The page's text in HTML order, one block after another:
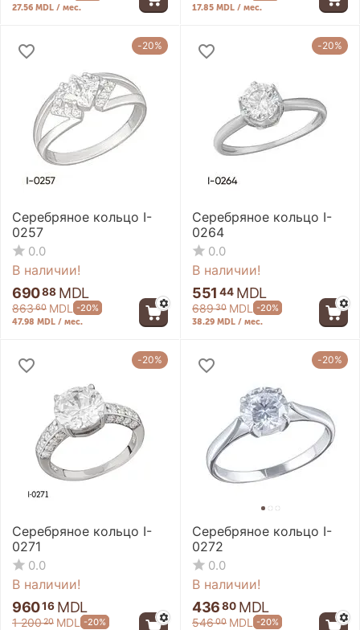
27.56 MDL / мес. 17.85 MDL / мес.
-20%
Серебряное кольцо I-
0257
0.0
В наличии!
69088 MDL
86360 MDL -20%
47.98 MDL / мес.
-20%
Серебряное кольцо I-
0264
0.0
В наличии!
551 44 MDL
68930 MDL -20%
38.29 MDL / мес.
-20%
Серебряное кольцо I-
0271
0.0
В наличии!
96016 MDL
1 20020 MDL -20%
-20%
Серебряное кольцо I-
0272
0.0
В наличии!
43680 MDL
54600 MDL -20%